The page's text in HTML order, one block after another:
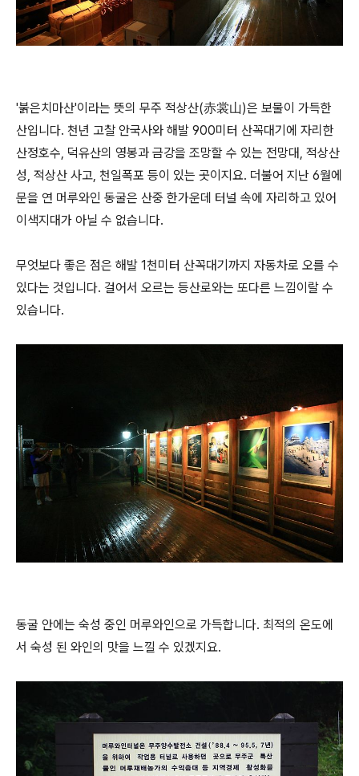
'붉은치마산'이라는 뜻의 무주 적상산(赤裳山)은 보물이 가득한
산입니다. 천년 고찰 안국사와 해발 900미터 산꼭대기에 자리한
산정호수, 덕유산의 영봉과 금강을 조망할 수 있는 전망대, 적상산
성, 적상산 사고, 천일폭포 등이 있는 곳이지요. 더불어 지난 6월에
문을 연 머루와인 동굴은 산중 한가운데 터널 속에 자리하고 있어
이색지대가 아닐 수 없습니다.
무엇보다 좋은 점은 해발 1천미터 산꼭대기까지 자동차로 오를 수
있다는 것입니다. 걸어서 오르는 등산로와는 또다른 느낌이랄 수
있습니다.
동굴 안에는 숙성 중인 머루와인으로 가득합니다. 최적의 온도에
서 숙성 된 와인의 맛을 느낄 수 있겠지요.